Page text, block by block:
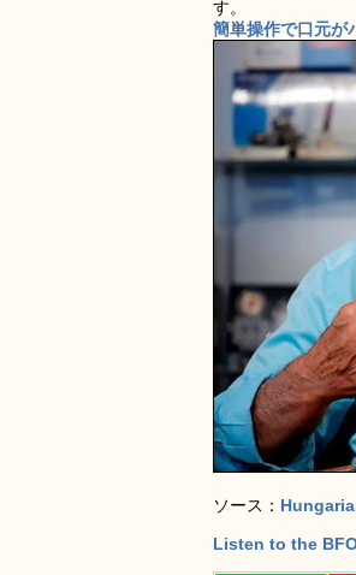
す。
簡単操作で口元が
ソース：
Listen to the